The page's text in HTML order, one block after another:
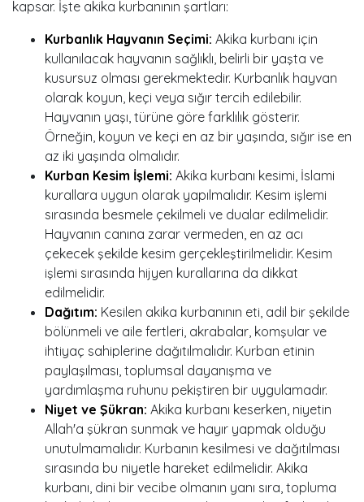
kapsar. İşte akika kurbanının şartları:
Kurbanlık Hayvanın Seçimi: Akika kurbanı için
kullanılacak hayvanın sağlıklı, belirli bir yaşta ve
kusursuz olması gerekmektedir. Kurbanlık hayvan
olarak koyun, keçi veya sığır tercih edilebilir.
Hayvanın yaşı, türüne göre farklılık gösterir.
Örneğin, koyun ve keçi en az bir yaşında, sığır ise en
az iki yaşında olmalıdır.
Kurban Kesim İşlemi: Akika kurbanı kesimi, İslami
kurallara uygun olarak yapılmalıdır. Kesim işlemi
sırasında besmele çekilmeli ve dualar edilmelidir.
Hayvanın canına zarar vermeden, en az acı
çekecek şekilde kesim gerçekleştirilmelidir. Kesim
işlemi sırasında hijyen kurallarına da dikkat
edilmelidir.
Dağıtım: Kesilen akika kurbanının eti, adil bir şekilde
bölünmeli ve aile fertleri, akrabalar, komşular ve
ihtiyaç sahiplerine dağıtılmalıdır. Kurban etinin
paylaşılması, toplumsal dayanışma ve
yardımlaşma ruhunu pekiştiren bir uygulamadır.
Niyet ve Şükran: Akika kurbanı keserken, niyetin
Allah'a şükran sunmak ve hayır yapmak olduğu
unutulmamalıdır. Kurbanın kesilmesi ve dağıtılması
sırasında bu niyetle hareket edilmelidir. Akika
kurbanı, dini bir vecibe olmanın yanı sıra, topluma